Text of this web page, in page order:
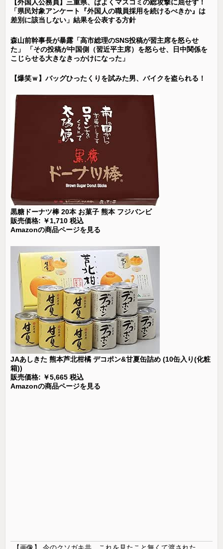
【外国人公務員】三重県、ぱよくマスコミの総攻撃に屈せず！
「県民対象アンケート『外国人の職員採用を続けるべきか』は
差別に該当しない」結果を公表する方針
森山前幹事長が暴露「高市総理のSNS投稿が習主席を怒らせ
た」 「その投稿が中国側（習近平主席）を怒らせ、日中関係を
こじらせる大きなきっかけになった」
【爆笑ｗ】バッグひったくりを試みた男、バイクを盗られる！
黒糖ドーナツ棒 20本 お菓子 熊本 フジバンビ
販売価格: ￥1,710 税込
Amazonの商品ページを見る
JAあしきた 熊本芦北柑橘 デコポン&甘夏缶詰め (10缶入り(化粧
箱))
販売価格: ￥5,665 税込
Amazonの商品ページを見る